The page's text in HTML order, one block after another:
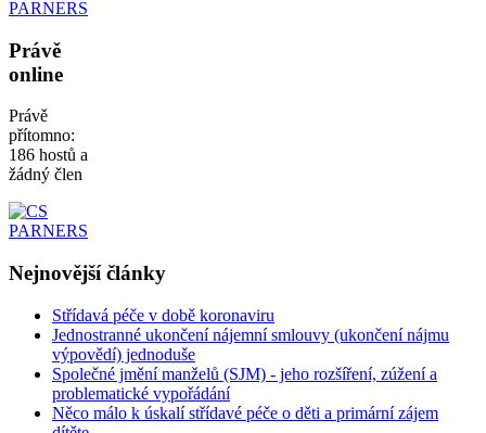
Právě
online
Právě
přítomno:
186 hostů a
žádný člen
Nejnovějšíčlánky
Střídavá péče v době koronaviru
Jednostranné ukončení nájemní smlouvy (ukončení nájmu
výpovědí) jednoduše
Společné jmění manželů (SJM) - jeho rozšíření, zúžení a
problematické vypořádání
Něco málo k úskalí střídavé péče o děti a primární zájem